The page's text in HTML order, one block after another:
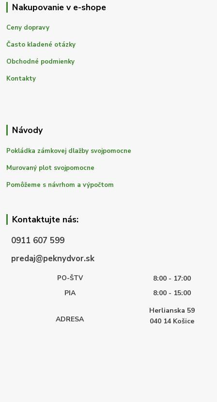
Nakupovanie v e-shope
Ceny dopravy
Často kladené otázky
Obchodné podmienky
Kontakty
Návody
Pokládka zámkovej dlažby svojpomocne
Murovaný plot svojpomocne
Pomôžeme s návrhom a výpočtom
Kontaktujte nás:
0911 607 599
predaj@peknydvor.sk
PO-ŠTV
8:00 - 17:00
PIA
8:00 - 15:00
ADRESA
Herlianska 59
040 14 Košice